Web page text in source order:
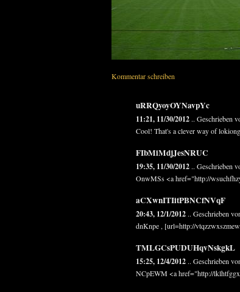
Kommentar schreiben
uRRQyoyOYNavpYc
11:21, 11/30/2012 .. Geschrieben
Cool! That's a clever way of
FIbMiMdjJesNRUC
19:35, 11/30/2012 .. Geschrieben
OnwMSs <a href="http://
aCXwnITIitPBNCfNVqF
20:43, 12/1/2012 .. Geschrieben
dnKnpe , [url=http://
TMLGCsPUDUHqvNskgkL
15:25, 12/4/2012 .. Geschrieben
NCpEWM <a href="http://